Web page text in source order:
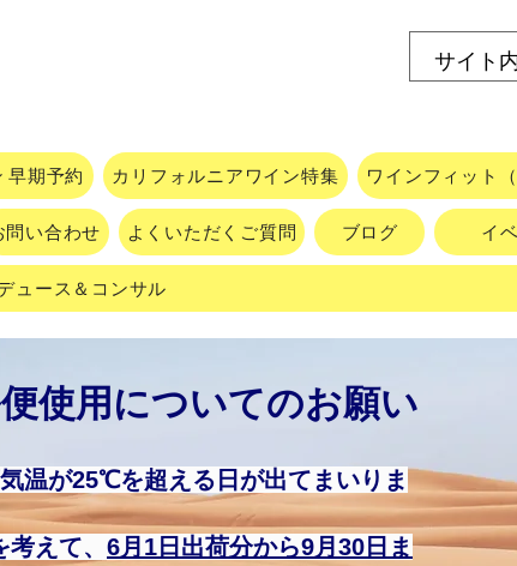
早期予約 カリフォルニアワイン特集 ワインフィット（
問い合わせ よくいただくご質問 ブログ イ
ュース＆コンサル
使用についてのお願い
温が25℃を超える日が出てまいりま
えて、 6月1日​出荷分から9月30日ま